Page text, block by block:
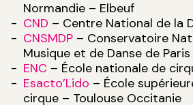
Normandie – Elbeuf
CND – Centre National de la
CNSMDP – Conservatoire
Musique et de Danse de Paris
ENC – École nationale de
Esacto’Lido – École
cirque – Toulouse Occitanie